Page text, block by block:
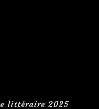
littéraire 2025